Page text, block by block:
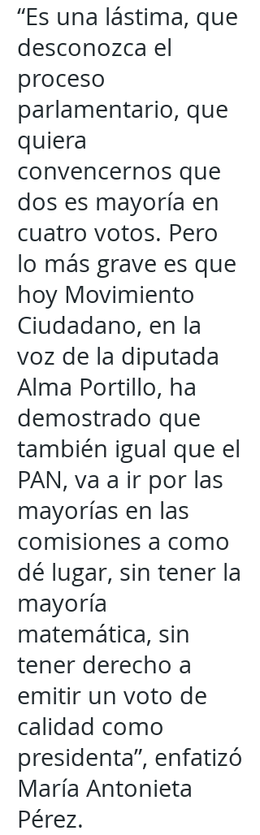
“Es una lástima, que
desconozca el
proceso
parlamentario, que
quiera
convencernos que
dos es mayoría en
cuatro votos. Pero
lo más grave es que
hoy Movimiento
Ciudadano, en la
voz de la diputada
Alma Portillo, ha
demostrado que
también igual que el
PAN, va a ir por las
mayorías en las
comisiones a como
dé lugar, sin tener la
mayoría
matemática, sin
tener derecho a
emitir un voto de
calidad como
presidenta”, enfatizó
María Antonieta
Pérez.